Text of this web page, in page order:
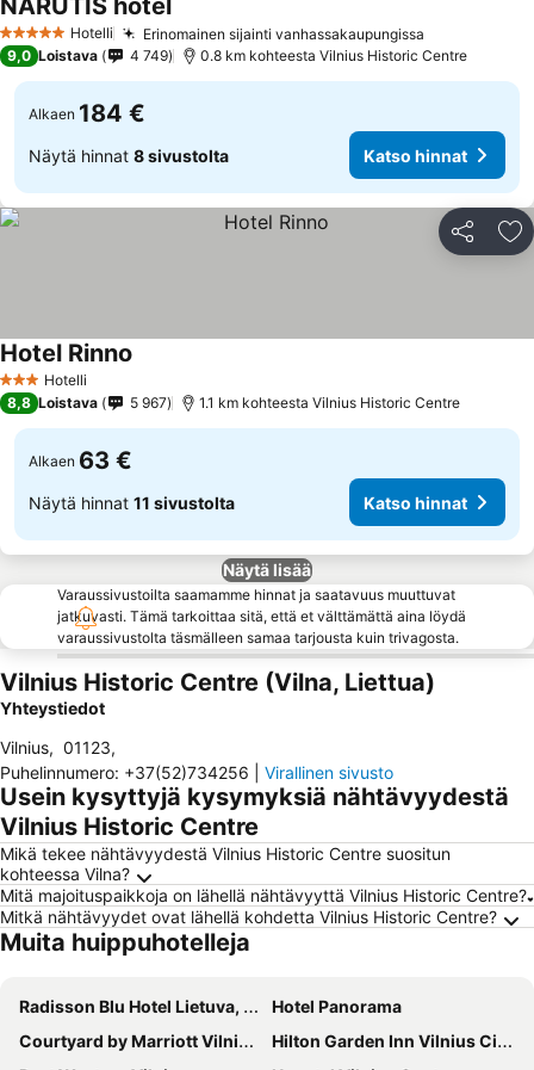
5 Tähtiluokitus
Hotelli Erinomainen sijainti vanhassakaupungissa
NARUTIS hotel
9,0 Loistava 4 749 0.8 km kohteesta Vilnius Historic Centre
Alkaen 184 €
Näytä hinnat 8 sivustolta Katso hinnat
Jaa
3 Tähtiluokitus
Hotelli
Hotel Rinno
8,8 Loistava 5 967 1.1 km kohteesta Vilnius Historic Centre
Alkaen 63 €
Näytä hinnat 11 sivustolta Katso hinnat
Näytä lisää
Varaussivustoilta saamamme hinnat ja saatavuus muuttuvat
jatkuvasti. Tämä tarkoittaa sitä, että et välttämättä aina löydä
varaussivustolta täsmälleen samaa tarjousta kuin trivagosta.
Vilnius Historic Centre (Vilna, Liettua)
Yhteystiedot
Vilnius, 01123,
Puhelinnumero: +37(52)734256 Virallinen sivusto
Usein kysyttyjä kysymyksiä nähtävyydestä
Vilnius Historic Centre
Mikä tekee nähtävyydestä Vilnius Historic Centre suositun
kohteessa Vilna?
Mitä majoituspaikkoja on lähellä nähtävyyttä Vilnius Historic Centre?
Mitkä nähtävyydet ovat lähellä kohdetta Vilnius Historic Centre?
Muita huippuhotelleja
Radisson Blu Hotel Lietuva, Vilnius
Hotel Panorama
Courtyard by Marriott Vilnius City Center
Hilton Garden Inn Vilnius City Centre